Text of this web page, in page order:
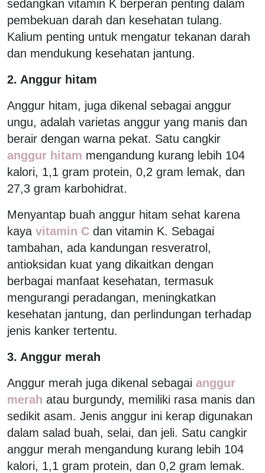
sedangkan vitamin K berperan penting dalam
pembekuan darah dan kesehatan tulang.
Kalium penting untuk mengatur tekanan darah
dan mendukung kesehatan jantung.
2. Anggur hitam
Anggur hitam, juga dikenal sebagai anggur
ungu, adalah varietas anggur yang manis dan
berair dengan warna pekat. Satu cangkir
anggur hitam mengandung kurang lebih 104
kalori, 1,1 gram protein, 0,2 gram lemak, dan
27,3 gram karbohidrat.
Menyantap buah anggur hitam sehat karena
kaya vitamin C dan vitamin K. Sebagai
tambahan, ada kandungan resveratrol,
antioksidan kuat yang dikaitkan dengan
berbagai manfaat kesehatan, termasuk
mengurangi peradangan, meningkatkan
kesehatan jantung, dan perlindungan terhadap
jenis kanker tertentu.
3. Anggur merah
Anggur merah juga dikenal sebagai anggur
merah atau burgundy, memiliki rasa manis dan
sedikit asam. Jenis anggur ini kerap digunakan
dalam salad buah, selai, dan jeli. Satu cangkir
anggur merah mengandung kurang lebih 104
kalori, 1,1 gram protein, dan 0,2 gram lemak.